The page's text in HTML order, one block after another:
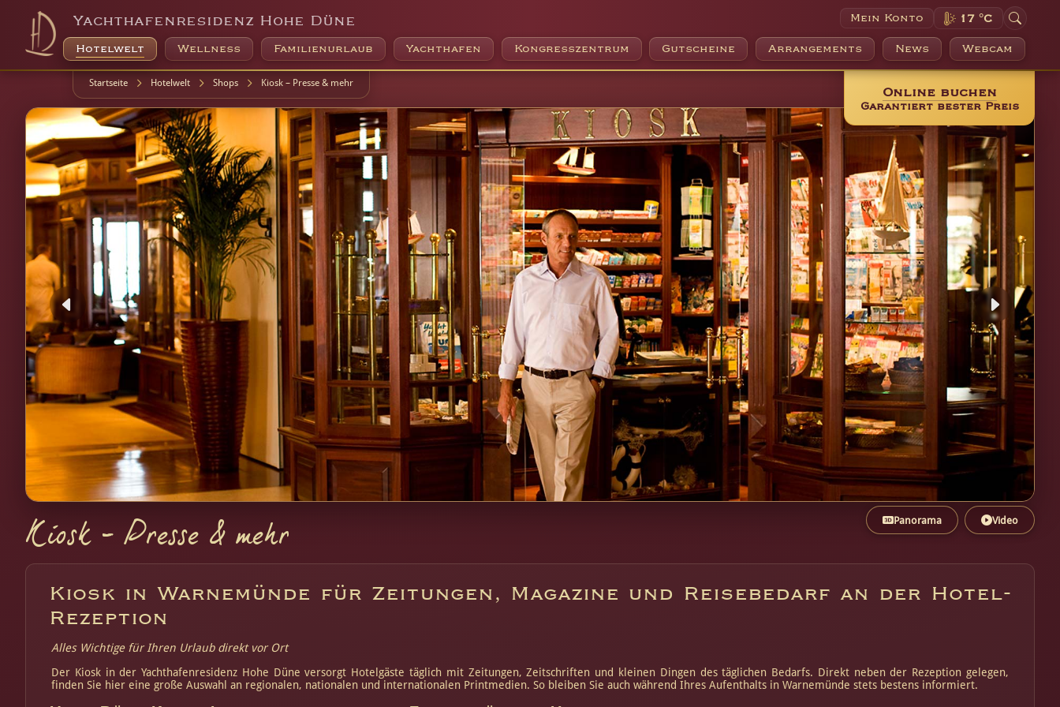
Yachthafenresidenz Hohe Düne
Hotelwelt Wellness Familienurlaub Yachthafen Kongresszentrum Gutscheine Arrangements News Webcam
Mein Konto 17 °C
Online buchen
Garantiert bester Preis
Startseite Hotelwelt Shops Kiosk – Presse & mehr
Kiosk – Presse & mehr
Kiosk in Warnemünde für Zeitungen, Magazine und Reisebedarf an der Hotel-
Rezeption
Alles Wichtige für Ihren Urlaub direkt vor Ort
Der Kiosk in der Yachthafenresidenz Hohe Düne versorgt Hotelgäste täglich mit Zeitungen, Zeitschriften und kleinen Dingen des täglichen Bedarfs. Direkt neben der Rezeption gelegen,
finden Sie hier eine große Auswahl an regionalen, nationalen und internationalen Printmedien. So bleiben Sie auch während Ihres Aufenthalts in Warnemünde stets bestens informiert.
Video
Panorama